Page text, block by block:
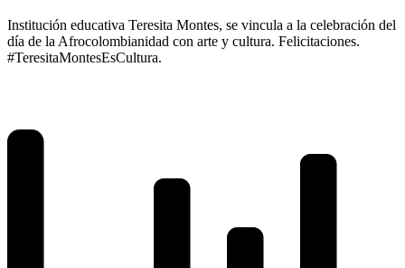
Institución educativa Teresita Montes, se vincula a la celebración del
día de la Afrocolombianidad con arte y cultura. Felicitaciones.
#TeresitaMontesEsCultura.